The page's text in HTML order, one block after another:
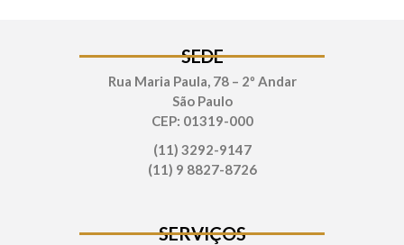
SEDE
Rua Maria Paula, 78 – 2º Andar
São Paulo
CEP: 01319-000
(11) 3292-9147
(11) 9 8827-8726
SERVIÇOS